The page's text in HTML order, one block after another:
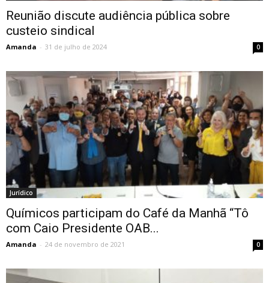
Reunião discute audiência pública sobre
custeio sindical
Amanda - 31 de julho de 2024 0
Jurídico
Químicos participam do Café da Manhã “Tô
com Caio Presidente OAB...
Amanda - 24 de novembro de 2021 0